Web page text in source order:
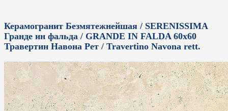
Керамогранит Безмятежнейшая / SERENISSIMA
Гранде ин фальда / GRANDE IN FALDA 60x60
Травертин Навона Рет / Travertino Navona rett.